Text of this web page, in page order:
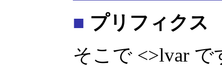
■ プリフィクス
そこで <>lvar